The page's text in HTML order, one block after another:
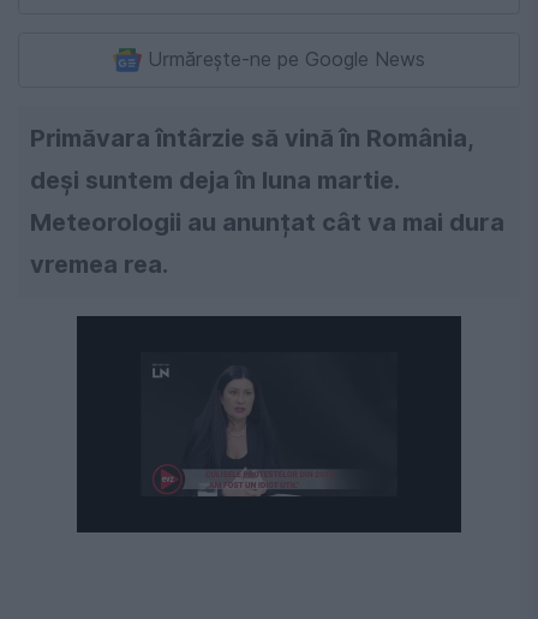
Urmărește-ne pe Google News
Primăvara întârzie să vină în România,
deși suntem deja în luna martie.
Meteorologii au anunțat cât va mai dura
vremea rea.